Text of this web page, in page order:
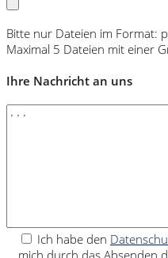
Bitte nur Dateien im Format:
Maximal 5 Dateien mit einer
Ihre Nachricht an uns
Ich habe den
mich durch das Absenden